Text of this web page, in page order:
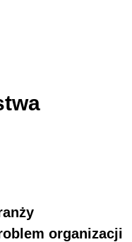
organizacji